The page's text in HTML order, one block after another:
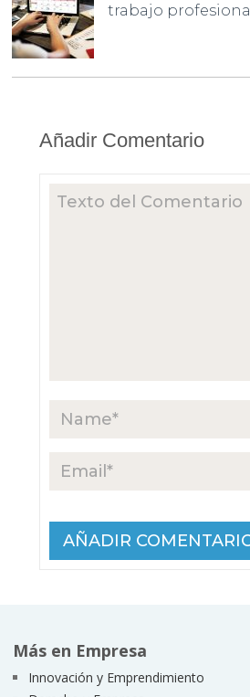
trabajo profesional
Añadir Comentario
Más en Empresa
Innovación y Emprendimiento